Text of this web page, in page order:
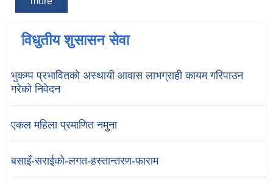
विधुतीय शुसासन सेवा
भुकम्प प्रभावितको अस्थायी आवास लाभग्राही कायम गरिपाउन
गरेको निवेदन
एकल महिला प्रमाणित नमुना
बसाइँ-सराईको-लगत-हस्तान्तरण-फाराम